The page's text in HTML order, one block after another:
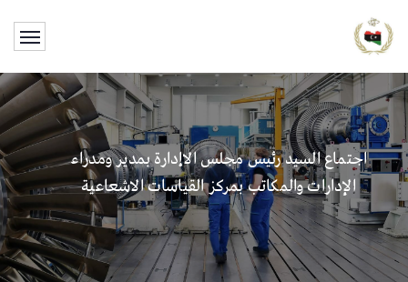
اجتماع السيد رئيس مجلس الاإدارة بمدير ومدراء
الإدارات والمكاتب بمركز القياسات الاشعاعية